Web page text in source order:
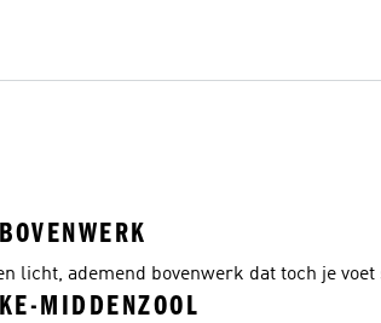
licht, ademend bovenwerk dat toch je
MIDDENZOOL